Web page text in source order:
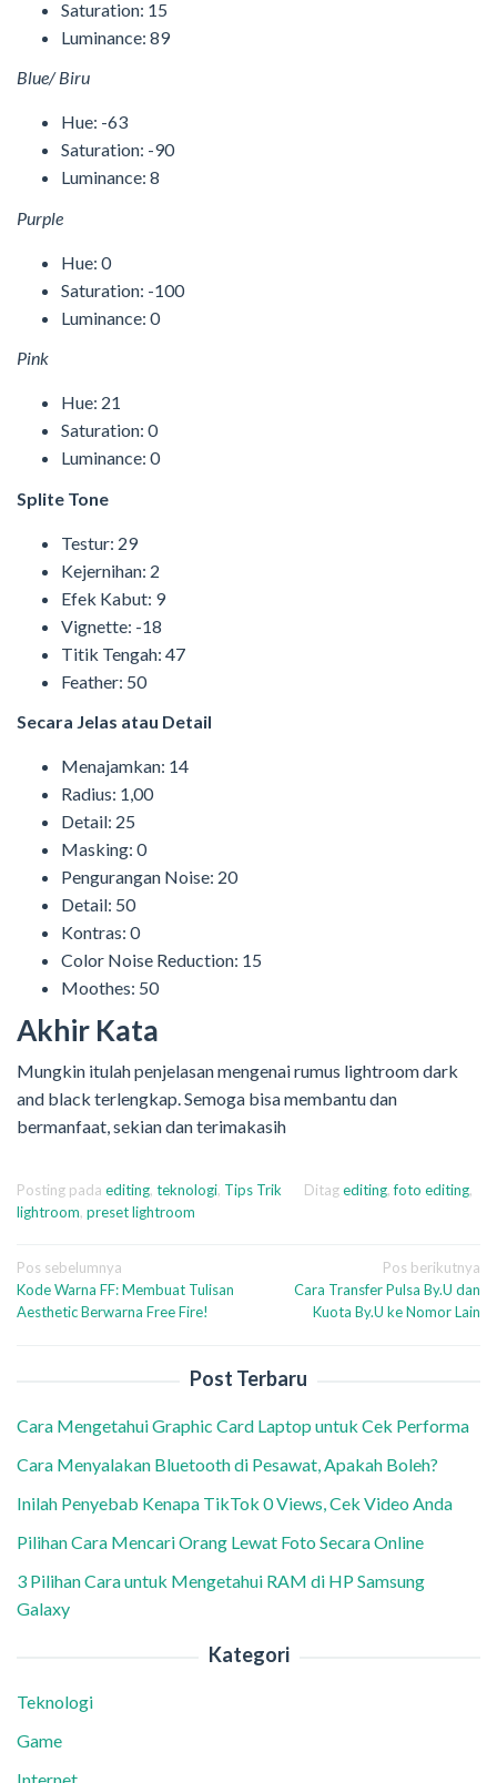
Saturation: 15
Luminance: 89
Blue/ Biru
Hue: -63
Saturation: -90
Luminance: 8
Purple
Hue: 0
Saturation: -100
Luminance: 0
Pink
Hue: 21
Saturation: 0
Luminance: 0
Splite Tone
Testur: 29
Kejernihan: 2
Efek Kabut: 9
Vignette: -18
Titik Tengah: 47
Feather: 50
Secara Jelas atau Detail
Menajamkan: 14
Radius: 1,00
Detail: 25
Masking: 0
Pengurangan Noise: 20
Detail: 50
Kontras: 0
Color Noise Reduction: 15
Moothes: 50
Akhir Kata
Mungkin itulah penjelasan mengenai rumus lightroom dark
and black terlengkap. Semoga bisa membantu dan
bermanfaat, sekian dan terimakasih
Posting pada editing, teknologi, Tips Trik Ditagediting,foto editing,
lightroom, preset lightroom
Navigasi
pos
Pos sebelumnya
Kode Warna FF: Membuat Tulisan
Aesthetic Berwarna Free Fire!
Pos berikutnya
Cara Transfer Pulsa By.U dan
Kuota By.U ke Nomor Lain
Post Terbaru
Cara Mengetahui Graphic Card Laptop untuk Cek Performa
Cara Menyalakan Bluetooth di Pesawat, Apakah Boleh?
Inilah Penyebab Kenapa TikTok 0 Views, Cek Video Anda
Pilihan Cara Mencari Orang Lewat Foto Secara Online
3 Pilihan Cara untuk Mengetahui RAM di HP Samsung
Galaxy
Kategori
Teknologi
Game